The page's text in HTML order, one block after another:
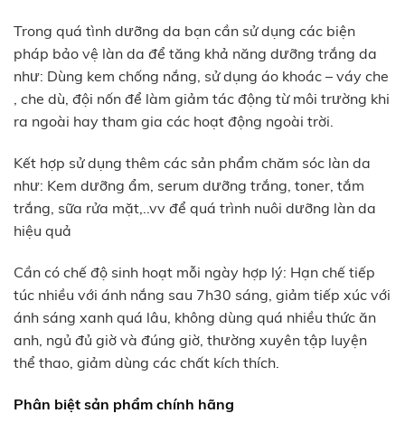
Trong quá tình dưỡng da bạn cần sử dụng các biện
pháp bảo vệ làn da để tăng khả năng dưỡng trắng da
như: Dùng kem chống nắng, sử dụng áo khoác – váy che
, che dù, đội nốn để làm giảm tác động từ môi trường khi
ra ngoài hay tham gia các hoạt động ngoài trời.
Kết hợp sử dụng thêm các sản phẩm chăm sóc làn da
như: Kem dưỡng ẩm, serum dưỡng trắng, toner, tắm
trắng, sữa rửa mặt,..vv để quá trình nuôi dưỡng làn da
hiệu quả
Cần có chế độ sinh hoạt mỗi ngày hợp lý: Hạn chế tiếp
túc nhiều với ánh nắng sau 7h30 sáng, giảm tiếp xúc với
ánh sáng xanh quá lâu, không dùng quá nhiều thức ăn
anh, ngủ đủ giờ và đúng giờ, thường xuyên tập luyện
thể thao, giảm dùng các chất kích thích.
Phân biệt sản phẩm chính hãng